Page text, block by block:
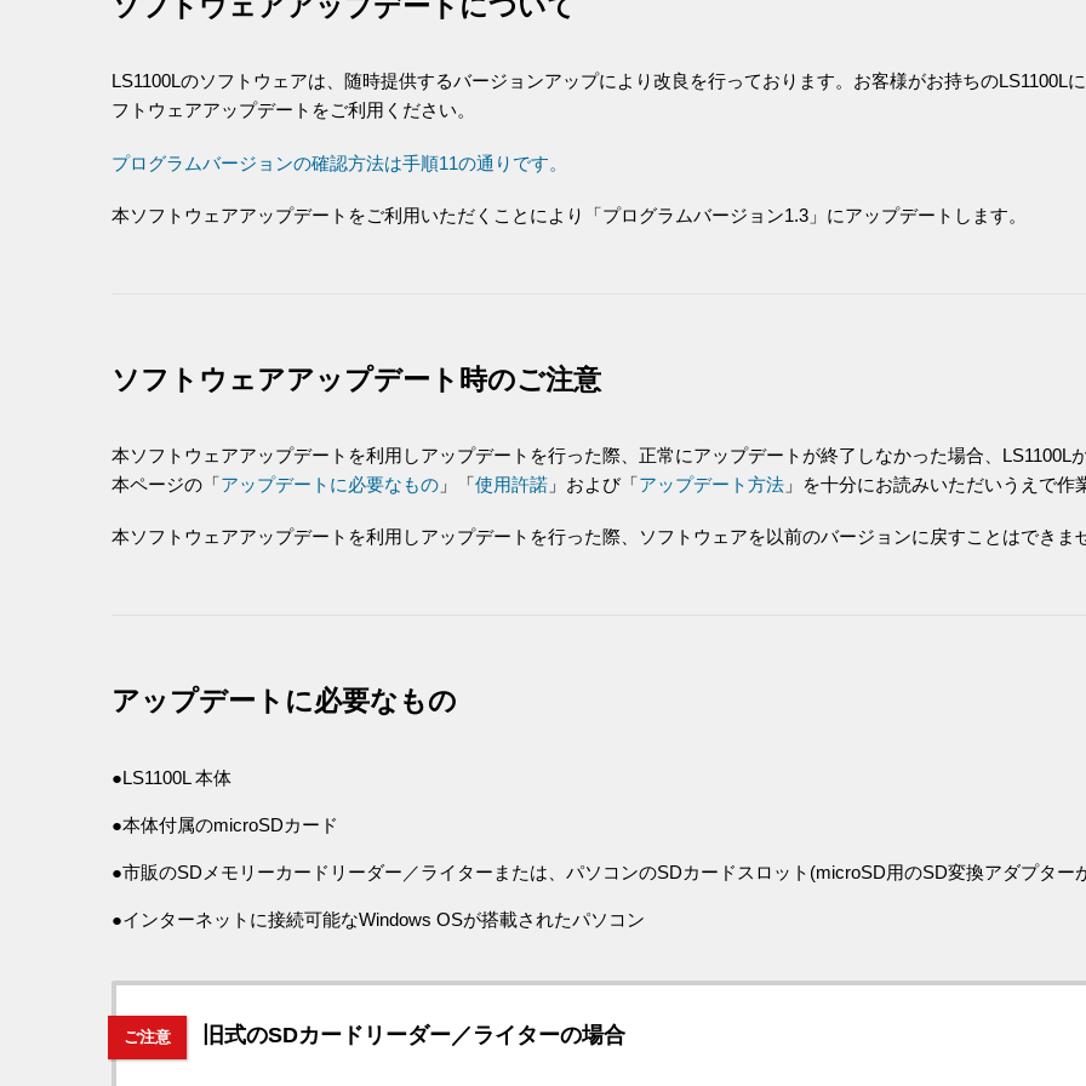
ソフトウェアアップデートについて
LS1100Lのソフトウェアは、随時提供するバージョンアップにより改良を行っております。お客様がお持ちのLS1100L
フトウェアアップデートをご利用ください。
プログラムバージョンの確認方法は手順11の通りです。
本ソフトウェアアップデートをご利用いただくことにより「プログラムバージョン1.3」にアップデートします。
ソフトウェアアップデート時のご注意
本ソフトウェアアップデートを利用しアップデートを行った際、正常にアップデートが終了しなかった場合、LS1100L
本ページの「アップデートに必要なもの 」「使用許諾 」および「アップデート方法 」を十分にお読みいただいうえで作
本ソフトウェアアップデートを利用しアップデートを行った際、ソフトウェアを以前のバージョンに戻すことはできま
アップデートに必要なもの
●LS1100L 本体
●本体付属のmicroSDカード
●市販のSDメモリーカードリーダー／ライターまたは、パソコンのSDカードスロット(microSD用のSD変換アダプター
●インターネットに接続可能なWindows OSが搭載されたパソコン
ご注意 旧式のSDカードリーダー／ライターの場合